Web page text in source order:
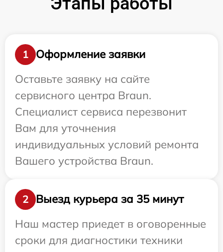
1
Оформление заявки
Оставьте заявку на сайте
сервисного центра Braun.
Специалист сервиса перезвонит
Вам для уточнения
индивидуальных условий ремонта
Вашего устройства Braun.
2
Выезд курьера за 35 минут
Наш мастер приедет в оговоренные
сроки для диагностики техники